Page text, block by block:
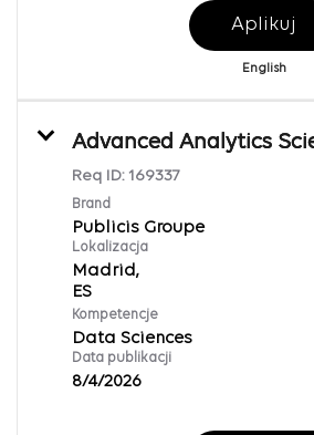
Aplikuj
English
Advanced Analytics
Req ID: 169337
Brand
Publicis Groupe
Lokalizacja
Madrid,
Kompetencje
Data Sciences
Data publikacji
8/4/2026